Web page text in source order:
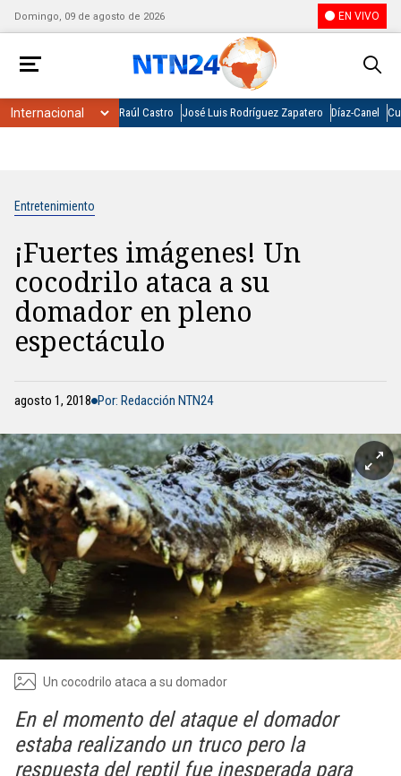
Domingo, 09 de agosto de 2026 EN VIVO
Raúl Castro José Luis Rodríguez Zapatero Díaz-Canel
Entretenimiento
¡Fuertes imágenes! Un
cocodrilo ataca a su
domador en pleno
espectáculo
agosto 1, 2018 Por: Redacción NTN24
Un cocodrilo ataca a su domador
En el momento del ataque el domador
estaba realizando un truco pero la
respuesta del reptil fue inesperada para